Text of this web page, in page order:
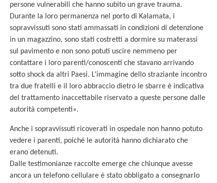
persone vulnerabili che hanno subito un grave trauma.
Durante la loro permanenza nel porto di Kalamata, i
sopravvissuti sono stati ammassati in condizioni di detenzione
in un magazzino, sono stati costretti a dormire su materassi
sul pavimento e non sono potuti uscire nemmeno per
contattare i loro parenti/conoscenti che stavano arrivando
sotto shock da altri Paesi. L’immagine dello straziante incontro
tra due fratelli e il loro abbraccio dietro le sbarre è indicativa
del trattamento inaccettabile riservato a queste persone dalle
autorità competenti».
Anche i sopravvissuti ricoverati in ospedale non hanno potuto
vedere i parenti, poiché le autorità hanno dichiarato che
erano detenuti.
Dalle testimonianze raccolte emerge che chiunque avesse
ancora un telefono cellulare è stato obbligato a consegnarlo